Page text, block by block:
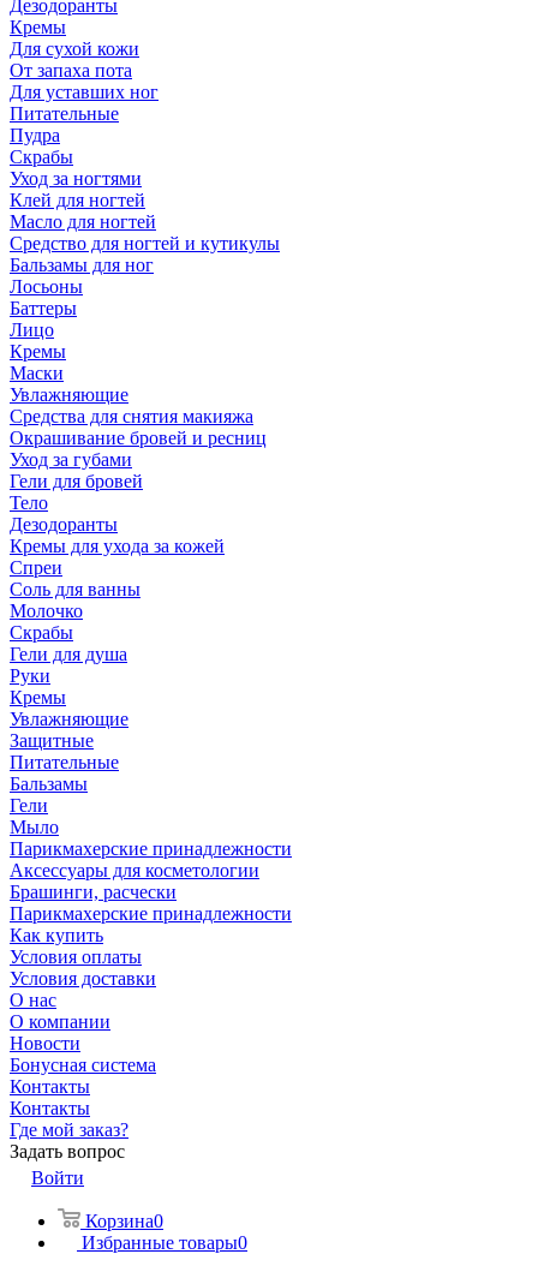
Дезодоранты
Кремы
Для сухой кожи
От запаха пота
Для уставших ног
Питательные
Пудра
Скрабы
Уход за ногтями
Клей для ногтей
Масло для ногтей
Средство для ногтей и кутикулы
Бальзамы для ног
Лосьоны
Баттеры
Лицо
Кремы
Маски
Увлажняющие
Средства для снятия макияжа
Окрашивание бровей и ресниц
Уход за губами
Гели для бровей
Тело
Дезодоранты
Кремы для ухода за кожей
Спреи
Соль для ванны
Молочко
Скрабы
Гели для душа
Руки
Кремы
Увлажняющие
Защитные
Питательные
Бальзамы
Гели
Мыло
Парикмахерские принадлежности
Аксессуары для косметологии
Брашинги, расчески
Парикмахерские принадлежности
Как купить
Условия оплаты
Условия доставки
О нас
О компании
Новости
Бонусная система
Контакты
Контакты
Где мой заказ?
Задать вопрос
Войти
Корзина0
Избранные товары0